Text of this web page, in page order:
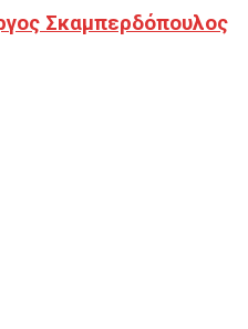
Σκαμπερδόπουλος